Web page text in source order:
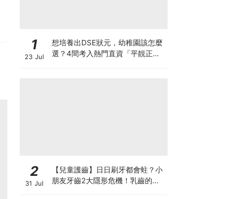
1
23 Jul
想培養出DSE狀元，幼稚園該怎麼
選？4間考入熱門直資「平靚正」
2
31 Jul
【兒童護齒】日日刷牙都會蛀？小
朋友牙齒2大隱形危機！乳齒的琺